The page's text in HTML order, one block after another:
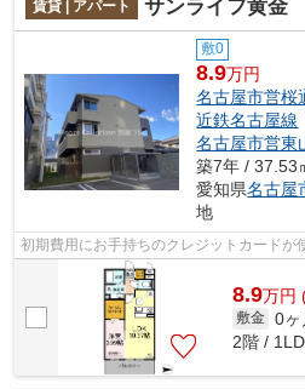
賃貸 | アパート サンライフ黄金
敷0
8.9万円
名古屋市営桜
近鉄名古屋線
名古屋市営東
築7年 / 37.53
愛知県名古屋
地
初期費用にお手持ちのクレジットカードが
8.9万円
敷金 0ヶ
2階 /